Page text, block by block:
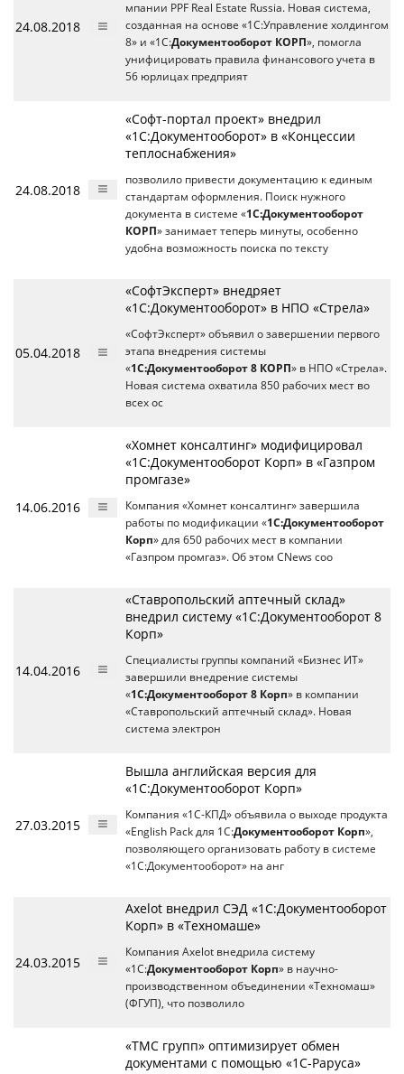
24.08.2018
мпании PPF Real Estate Russia. Новая система,
созданная на основе «1С:Управление холдингом
8» и «1С:Документооборот КОРП», помогла
унифицировать правила финансового учета в
56 юрлицах предприят
24.08.2018
«Софт-портал проект» внедрил
«1С:Документооборот» в «Концессии
теплоснабжения»
позволило привести документацию к единым
стандартам оформления. Поиск нужного
документа в системе «1С:Документооборот
КОРП» занимает теперь минуты, особенно
удобна возможность поиска по тексту
05.04.2018
«СофтЭксперт» внедряет
«1С:Документооборот» в НПО «Стрела»
«СофтЭксперт» объявил о завершении первого
этапа внедрения системы
«1С:Документооборот 8 КОРП» в НПО «Стрела».
Новая система охватила 850 рабочих мест во
всех ос
14.06.2016
«Хомнет консалтинг» модифицировал
«1С:Документооборот Корп» в «Газпром
промгазе»
Компания «Хомнет консалтинг» завершила
работы по модификации «1С:Документооборот
Корп» для 650 рабочих мест в компании
«Газпром промгаз». Об этом CNews соо
14.04.2016
«Ставропольский аптечный склад»
внедрил систему «1С:Документооборот 8
Корп»
Специалисты группы компаний «Бизнес ИТ»
завершили внедрение системы
«1С:Документооборот 8 Корп» в компании
«Ставропольский аптечный склад». Новая
система электрон
27.03.2015
Вышла английская версия для
«1С:Документооборот Корп»
Компания «1С-КПД» объявила о выходе продукта
«English Pack для 1С:Документооборот Корп»,
позволяющего организовать работу в системе
«1С:Документооборот» на анг
24.03.2015
Axelot внедрил СЭД «1С:Документооборот
Корп» в «Техномаше»
Компания Axelot внедрила систему
«1С:Документооборот Корп» в научно-
производственном объединении «Техномаш»
(ФГУП), что позволило
«ТМС групп» оптимизирует обмен
документами с помощью «1С-Раруса»